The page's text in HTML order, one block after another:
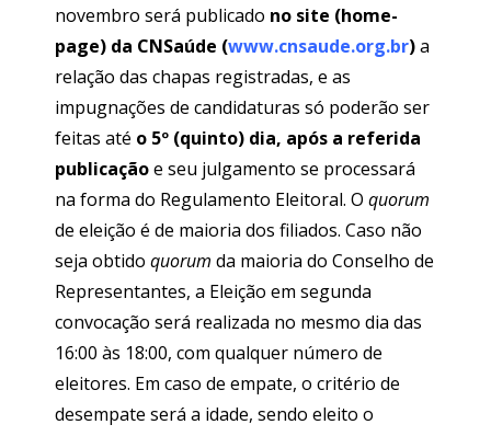
novembro será publicado no site (home-
page) da CNSaúde (www.cnsaude.org.br)a
relação das chapas registradas, e as
impugnações de candidaturas só poderão ser
feitas até o 5º (quinto) dia, após a referida
publicaçãoe seu julgamento se processará
na forma do Regulamento Eleitoral. O quorum
de eleição é de maioria dos filiados. Caso não
seja obtido quorum da maioria do Conselho de
Representantes, a Eleição em segunda
convocação será realizada no mesmo dia das
16:00 às 18:00, com qualquer número de
eleitores. Em caso de empate, o critério de
desempate será a idade, sendo eleito o